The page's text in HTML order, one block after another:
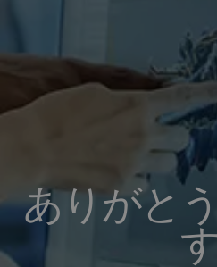
ありがと
す